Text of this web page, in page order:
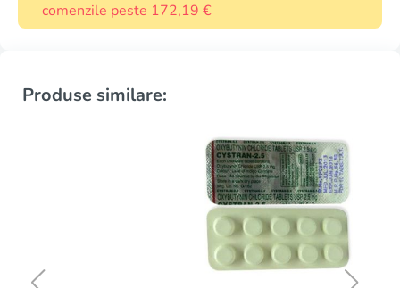
comenzile peste 172,19 €
Produse similare: